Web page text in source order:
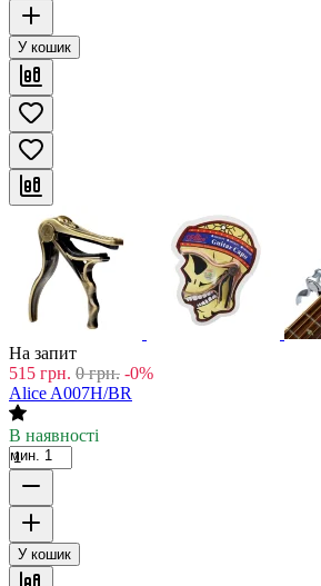
У кошик
На запит
515 грн. 0 грн. -0%
Alice A007H/BR
В наявності
мин. 1
У кошик